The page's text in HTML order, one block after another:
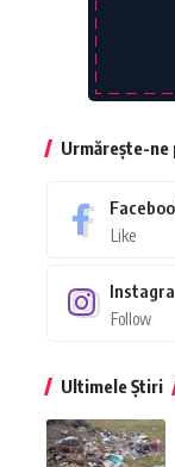
Urmărește-ne
Like
Follow
Ultimele Știri